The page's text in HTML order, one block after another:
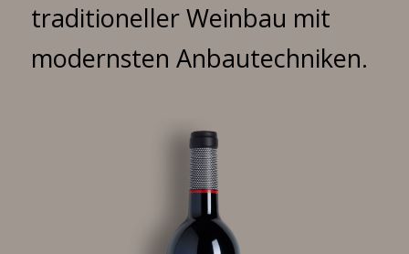
traditioneller Weinbau mit
modernsten Anbautechniken.